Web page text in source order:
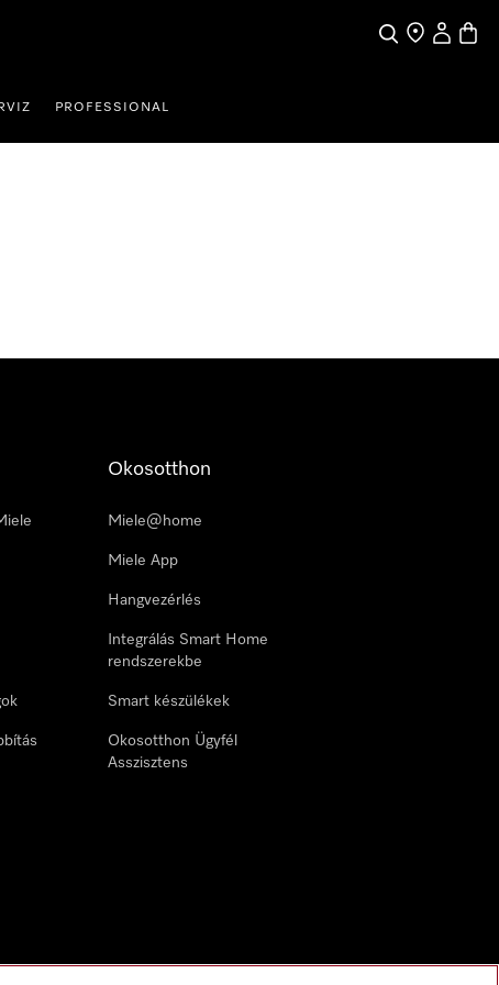
KeresesÜzletkereső
Saját profil
PROFESSIONAL
Okosotthon
Miele@home
Miele App
Hangvezérlés
Integrálás Smart Home
rendszerekbe
Smart készülékek
Okosotthon Ügyfél
Asszisztens